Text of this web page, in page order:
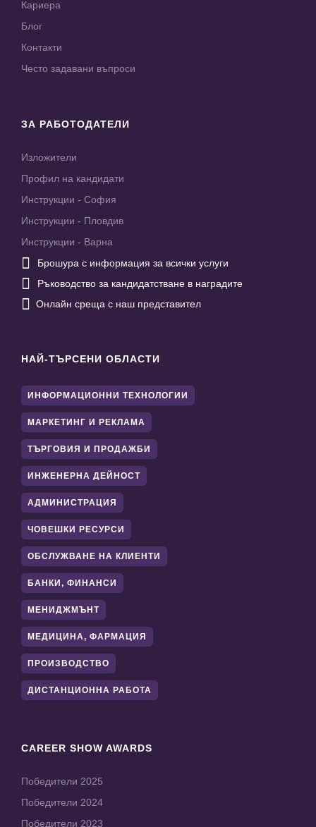
Кариера
Блог
Контакти
Често задавани въпроси
ЗА РАБОТОДАТЕЛИ
Изложители
Профил на кандидати
Инструкции - София
Инструкции - Пловдив
Инструкции - Варна
 Брошура с информация за всички услуги
 Ръководство за кандидатстване в наградите
 Онлайн среща с наш представител
НАЙ-ТЪРСЕНИ ОБЛАСТИ
ИНФОРМАЦИОННИ ТЕХНОЛОГИИ
МАРКЕТИНГ И РЕКЛАМА
ТЪРГОВИЯ И ПРОДАЖБИ
ИНЖЕНЕРНА ДЕЙНОСТ
АДМИНИСТРАЦИЯ
ЧОВЕШКИ РЕСУРСИ
ОБСЛУЖВАНЕ НА КЛИЕНТИ
БАНКИ, ФИНАНСИ
МЕНИДЖМЪНТ
МЕДИЦИНА, ФАРМАЦИЯ
ПРОИЗВОДСТВО
ДИСТАНЦИОННА РАБОТА
CAREER SHOW AWARDS
Победители 2025
Победители 2024
Победители 2023